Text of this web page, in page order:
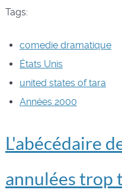
Tags:
comedie dramatique
États Unis
united states of tara
Années 2000
L'abécédaire
annulées trop